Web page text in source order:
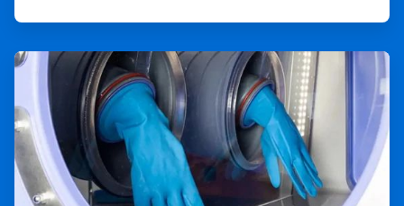
ArticleTile
4